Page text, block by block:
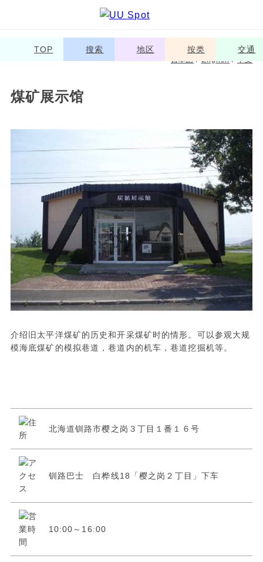
TOP 搜索 地区 按类 交通
日本語/English/中文
煤矿展示馆
介绍旧太平洋煤矿的历史和开采煤矿时的情形。可以参观大规
模海底煤矿的模拟巷道，巷道内的机车，巷道挖掘机等。
北海道钏路市樱之岗３丁目１番１６号
钏路巴士 白桦线18「樱之岗２丁目」下车
10:00～16:00